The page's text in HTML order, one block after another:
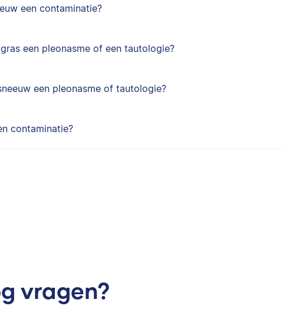
een contaminatie?
een pleonasme of een tautologie?
een pleonasme of tautologie?
contaminatie?
vragen?